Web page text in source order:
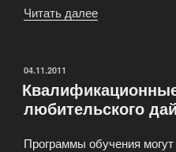
Читать далее
ОПУБЛИКОВАНО
04.11.2011
любительского
Программы обучения